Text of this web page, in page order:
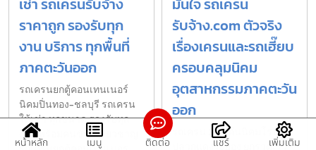
เช่า รถเครนรับจ้าง
ราคาถูก รองรับทุก
งาน บริการ ทุกพื้นที่
ภาคตะวันออก
รถเครนยกตู้คอนเทนเนอร์
นิคมปิ่นทอง-ชลบุรี รถเครน
ให้เช่า ทุกขนาด รองรับทุก
งาน พร้อมคนขับผู้เชี่ยวชาญ
มั่นใจ รถเครน
รับจ้าง.com ตัวจริง
เรื่องเครนและรถเฮี๊ยบ
ครอบคลุมนิคม
อุตสาหกรรมภาคตะวัน
ออก
รถเครน 200 ตันนิคมโรจนะ
ปลวกแดงระยอง ยกรวดเร็ว
หน้าหลัก เมนู ติดต่อ แชร์ เพิ่มเติม